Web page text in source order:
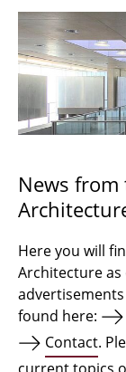
Admission
Bachelor
Bachelor
Semester
News
Here you will
Architecture as
found here:
Contact.